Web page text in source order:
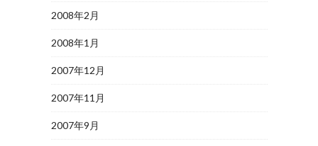
2008年2月
2008年1月
2007年12月
2007年11月
2007年9月